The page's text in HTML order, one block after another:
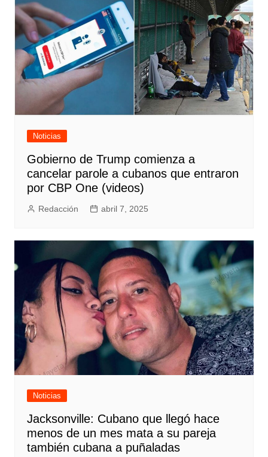
Noticias
Gobierno de Trump comienza a
cancelar parole a cubanos que entraron
por CBP One (videos)
Redacción abril 7, 2025
Noticias
Jacksonville: Cubano que llegó hace
menos de un mes mata a su pareja
también cubana a puñaladas